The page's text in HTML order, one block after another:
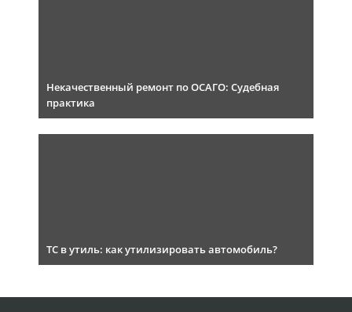
Некачественный ремонт по ОСАГО: Судебная
практика
ТС в утиль: как утилизировать автомобиль?